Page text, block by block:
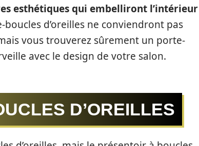
esthétiques qui embelliront l’intérieur
d’oreilles ne conviendront pas
vous trouverez sûrement un porte-
avec le design de votre salon.
D’OREILLES